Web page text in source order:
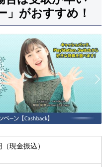
」がおすすめ！
現金振込）